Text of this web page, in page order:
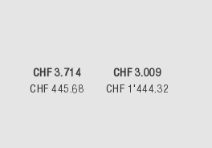
CHF 3.714
CHF 445.68
CHF 3.009
CHF 1'444.32